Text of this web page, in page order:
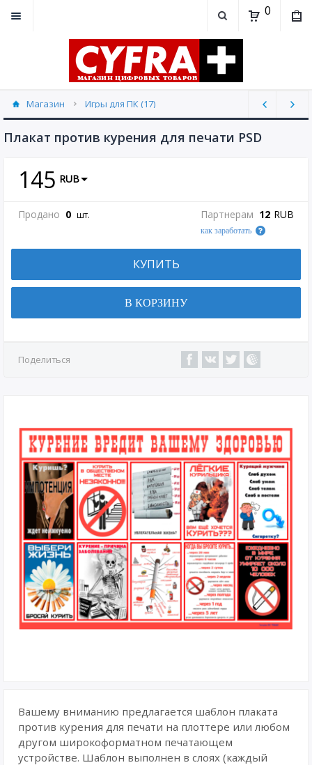
0
Магазин Игры для ПК (17)
Плакат против курения для печати PSD
145 RUB
Продано 0 шт. Партнерам 12 RUB
как заработать
КУПИТЬ
В КОРЗИНУ
Поделиться
Вашему вниманию предлагается шаблон плаката
против курения для печати на плоттере или любом
другом широкоформатном печатающем
устройстве. Шаблон выполнен в слоях (каждый